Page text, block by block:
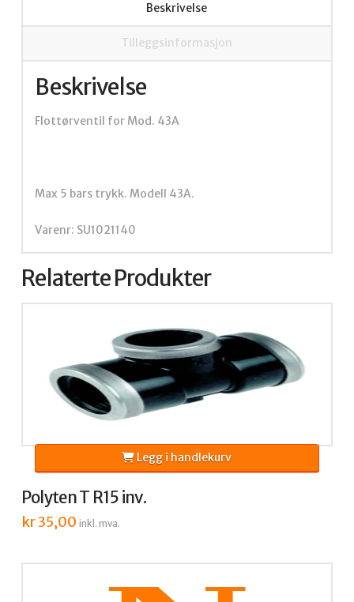
Beskrivelse
Tilleggsinformasjon
Beskrivelse
Flottørventil for Mod. 43A
Max 5 bars trykk. Modell 43A.
Varenr: SU1021140
Relaterte Produkter
Polyten T R15 inv.
kr35,00 inkl. mva.
Legg i handlekurv